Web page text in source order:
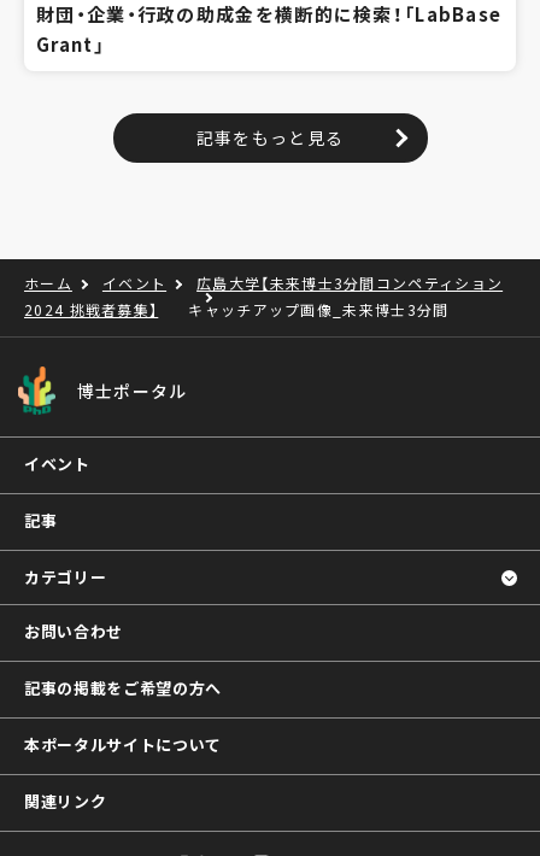
財団・企業・行政の助成金を横断的に検索！「LabBase
Grant」
記事をもっと見る
ホーム イベント
広島大学【未来博士3分間コンペティション
2024 挑戦者募集】
キャッチアップ画像_未来博士3分間
博士ポータル
イベント
記事
カテゴリー
お問い合わせ
記事の掲載をご希望の方へ
本ポータルサイトについて
関連リンク